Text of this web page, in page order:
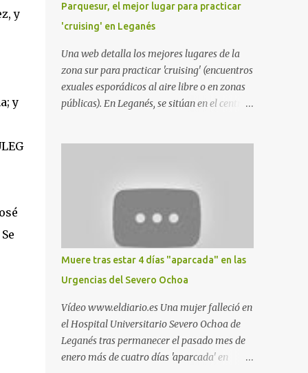
y
y
Parquesur, el mejor lugar para practicar
'cruising' en Leganés
Una web detalla los mejores lugares de la
zona sur para practicar 'cruising' (encuentros
exuales esporádicos al aire libre o en zonas
públicas). En Leganés, se sitúan en el centro
indica esta información recopilada por los
propios practicantes. 'Ante la crisis, disfrute' ,
señalan. "Cruising: Parquesur: para ligar
baños junto a Burger King o H&M. Y si has
pillado pareja ocacional, parking
subterráneo de Leroy Merlin. Otro espacio
para el 'cruising' es enfrente al tanatorio
(junto al estadio municipal de Butarque) y
caminos entre el estadio y Plaza Nueva. Otro
lugar: Escombrera de Polvoranca, entre
Leganés y Móstoles También en el parque de
Muere tras estar 4 días "aparcada" en las
Urgencias del Severo Ochoa
Vídeo www.eldiario.es Una mujer falleció en
el Hospital Universitario Severo Ochoa de
Leganés tras permanecer el pasado mes de
enero más de cuatro días 'aparcada' en